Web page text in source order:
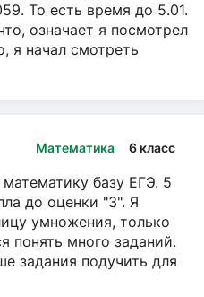
То есть время до 5.01.
означает я посмотрел
я начал смотреть
Математика 6 класс
базу ЕГЭ. 5
до оценки "3". Я
умножения, только
понять много заданий.
задания подучить для